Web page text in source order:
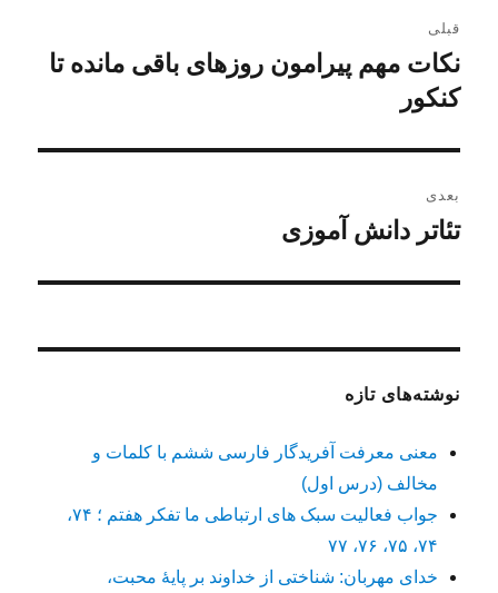
نوشته
قبلی
نوشته
قبلی:
نکات مهم پیرامون روزهای باقی مانده تا
کنکور
بعدی
نوشته
تئاتر دانش آموزی
نوشته‌های تازه
معنی معرفت آفریدگار فارسی ششم با کلمات و
مخالف (درس اول)
جواب فعالیت سبک های ارتباطی ما تفکر هفتم ؛ ۷۴،
۷۴، ۷۵، ۷۶، ۷۷
خدای مهربان: شناختی از خداوند بر پایهٔ محبت،